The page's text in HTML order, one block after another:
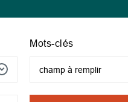
Mots-clés